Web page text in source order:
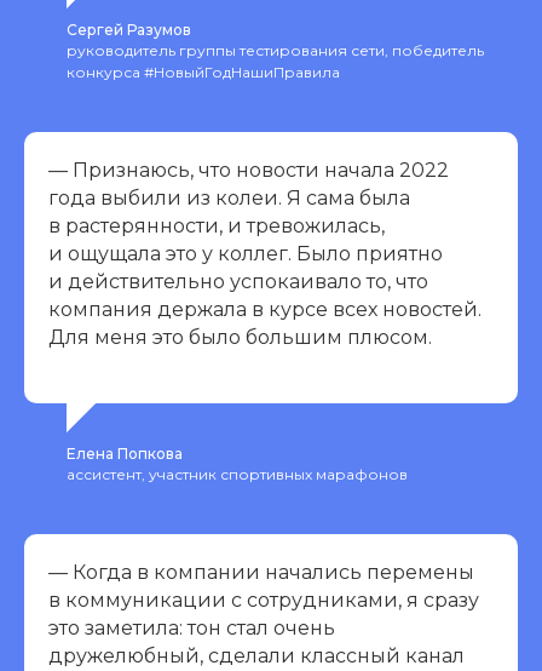
Сергей Разумов
руководитель группы тестирования сети, победитель
конкурса #НовыйГодНашиПравила
— Признаюсь, что новости начала 2022
года выбили из колеи. Я сама была
в растерянности, и тревожилась,
и ощущала это у коллег. Было приятно
и действительно успокаивало то, что
компания держала в курсе всех новостей.
Для меня это было большим плюсом.
Елена Попкова
ассистент, участник спортивных марафонов
— Когда в компании начались перемены
в коммуникации с сотрудниками, я сразу
это заметила: тон стал очень
дружелюбный, сделали классный канал